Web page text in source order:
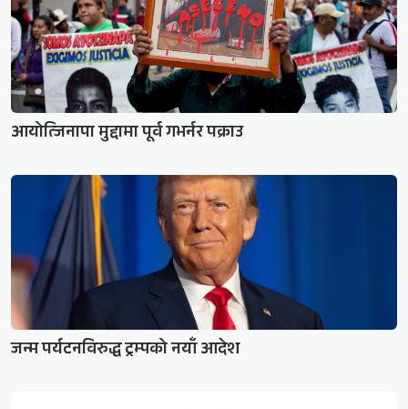
आयोत्जिनापा मुद्दामा पूर्व गभर्नर पक्राउ
जन्म पर्यटनविरुद्ध ट्रम्पको नयाँ आदेश